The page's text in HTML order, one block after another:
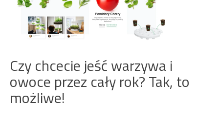
Czy chcecie jeść warzywa i
owoce przez cały rok? Tak, to
możliwe!